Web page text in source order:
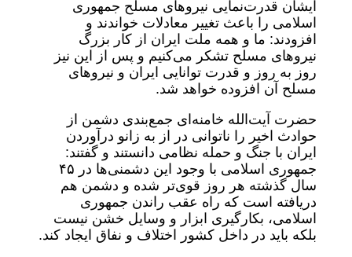
ایشان قدرت‌نمایی نیروهای مسلح جمهوری
اسلامی را باعث تغییر معادلات خواندند و
افزودند: ما و همه ملت ایران از کار بزرگ
نیروهای مسلح تشکر می‌کنیم و پس از این نیز
روز به روز و قدرت توانایی ایران و نیروهای
مسلح آن افزوده خواهد شد.
حضرت آیت‌الله خامنه‌ای جمع‌بندی دشمن از
حوادث اخیر را ناتوانی در از به زانو درآوردن
ایران با جنگ و حمله نظامی دانستند و گفتند:
جمهوری اسلامی با وجود این دشمنی‌ها در ۴۵
سال گذشته هر روز قوی‌تر شده و دشمن هم
دریافته است که راه عقب راندن جمهوری
اسلامی، بکارگیری ابزار و وسایل خشن نیست
بلکه باید در داخل کشور اختلاف و نفاق ایجاد کند.